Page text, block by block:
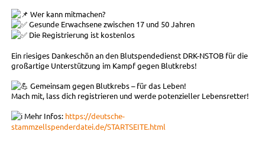
Wer kann mitmachen?
Gesunde Erwachsene zwischen 17 und 50 Jahren
Die Registrierung ist kostenlos
Ein riesiges Dankeschön an den Blutspendedienst DRK-NSTOB für die
großartige Unterstützung im Kampf gegen Blutkrebs!
Gemeinsam gegen Blutkrebs – für das Leben!
Mach mit, lass dich registrieren und werde potenzieller Lebensretter!
Mehr Infos: https://deutsche-
stammzellspenderdatei.de/STARTSEITE.html